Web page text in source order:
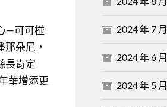
—可可椪
朵尼，
長肯定
華增添更
2024 年 7 月
2024 年 6 月
2024 年 5 月